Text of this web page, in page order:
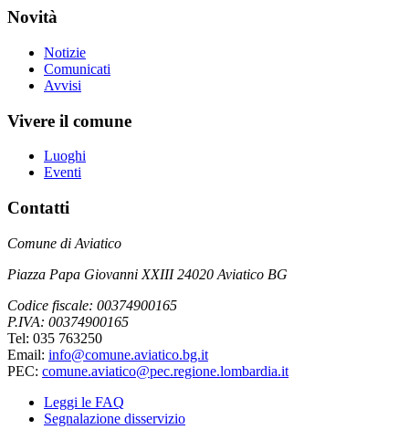
Novità
Notizie
Comunicati
Avvisi
Vivere il comune
Luoghi
Eventi
Contatti
Comune di Aviatico
Piazza Papa Giovanni XXIII 24020 Aviatico BG
Codice fiscale: 00374900165
P.IVA: 00374900165
Tel: 035 763250
Email: info@comune.aviatico.bg.it
PEC: comune.aviatico@pec.regione.lombardia.it
Leggi le FAQ
Segnalazione disservizio